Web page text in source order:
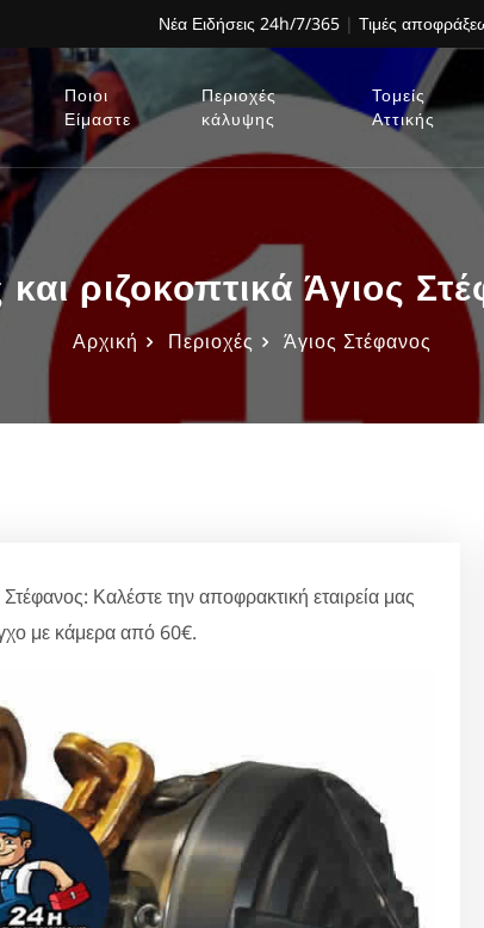
Νέα Ειδήσεις 24h/7/365 | Τιμές
Ποιοι
Είμαστε
Περιοχές
κάλυψης
Τομείς
Αττικής
ριζοκοπτικά Άγιος
Αρχική Περιοχές Άγιος Στέφανος
Καλέστε την αποφρακτική εταιρεία μας
με κάμερα από 60€.